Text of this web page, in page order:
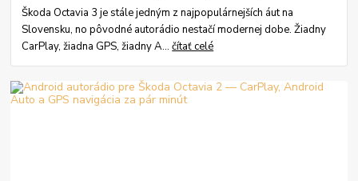
Škoda Octavia 3 je stále jedným z najpopulárnejších áut na
Slovensku, no pôvodné autorádio nestačí modernej dobe. Žiadny
CarPlay, žiadna GPS, žiadny A...čítať celé